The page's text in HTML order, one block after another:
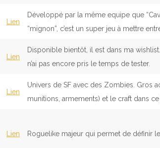
Lien
Développé par la même equipe que
“mignon”, c’est un super jeu à mettre
Lien
Disponible bientôt, il est dans ma
n’ai pas encore pris le temps de tester.
Lien
Univers de SF avec des Zombies. Gros
munitions, armements) et le craft dans ce
Lien Roguelike majeur qui permet de définir